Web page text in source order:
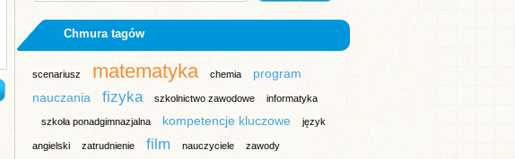
Chmura tagów
scenariusz matematyka chemia
program
nauczania
fizyka szkolnictwo zawodowe informatyka
szkoła ponadgimnazjalna kompetencje kluczowe język
angielski zatrudnienie film nauczyciele zawody